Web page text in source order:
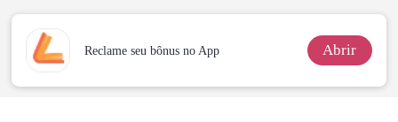
Reclame seu bônus no App Abrir